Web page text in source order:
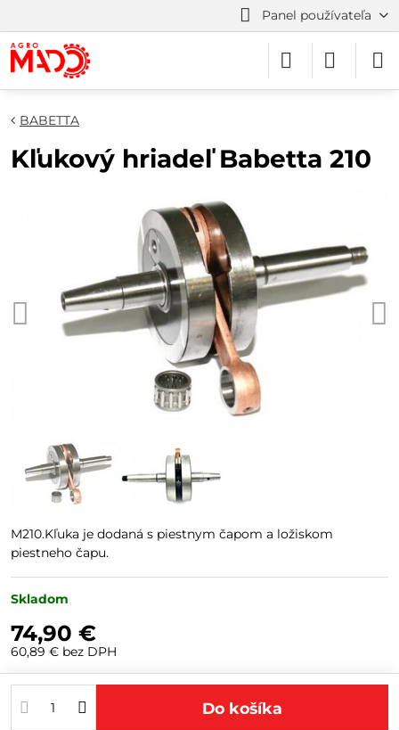
Panel používateľa
BABETTA
Kľukový hriadeľ Babetta 210
M210.Kľuka je dodaná s piestnym čapom a ložiskom
piestneho čapu.
Skladom
74,90 €
60,89 € bez DPH
Do košíka